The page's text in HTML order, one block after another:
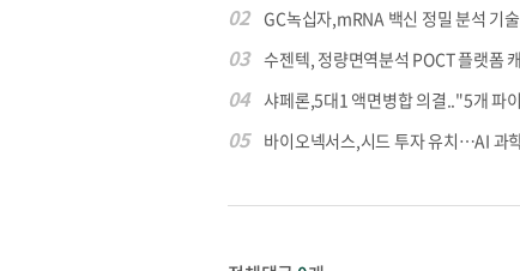
02 GC녹십자,mRNA 백신 정밀 분석 기술
03 수젠텍, 정량면역분석 POCT 플랫폼 캐
04 샤페론,5대1 액면병합 의결.."5개 파이
05 바이오넥서스,시드 투자 유치…AI 과학